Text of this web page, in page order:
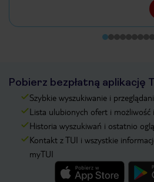
Pobierz bezpłatną aplikację
Szybkie wyszukiwanie i
Lista ulubionych ofert i możliwość
Historia wyszukiwań i ostatnio
Kontakt z TUI i wszystkie
myTUI